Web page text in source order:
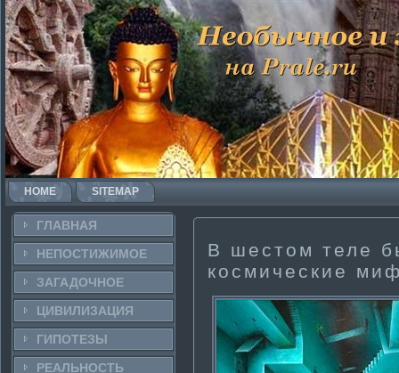
HOME SITEMAP
ГЛАВНАЯ
НЕПОСТИ­ЖИМОЕ
ЗАГАДОЧНΟЕ
ЦИВИЛИЗАЦИЯ
ГИПОТЕЗЫ
РЕАЛЬНΟСТЬ
В шестом теле
космические